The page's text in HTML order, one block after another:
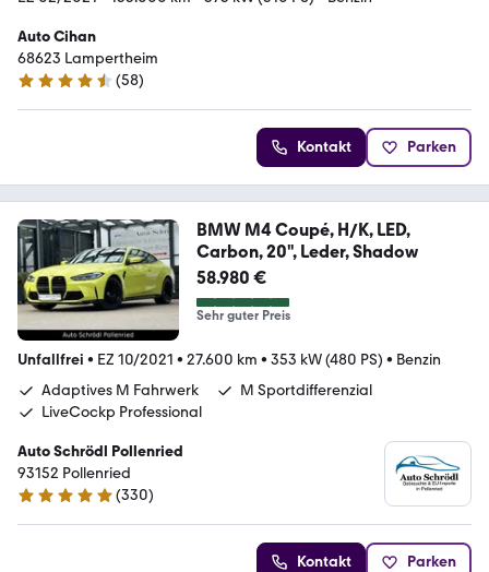
Auto Cihan
68623 Lampertheim
4.3 Sterne
(58)
Kontakt Parken
BMW M4 Coupé, H/K, LED,
Carbon, 20", Leder, Shadow
58.980 €
Sehr guter Preis
Unfallfrei • EZ 10/2021 • 27.600 km • 353 kW (480 PS) • Benzin
Adaptives M Fahrwerk
M Sportdifferenzial
LiveCockp Professional
Auto Schrödl Pollenried
93152 Pollenried
5 Sterne
(330)
Kontakt Parken